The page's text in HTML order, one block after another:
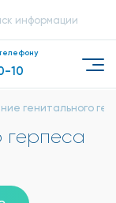
10
генитального
герпеса